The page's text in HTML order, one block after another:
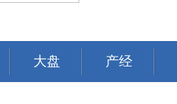
大盘 产经